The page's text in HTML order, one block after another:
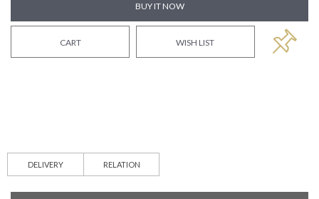
BUY IT NOW
CART WISH LIST
DELIVERY RELATION